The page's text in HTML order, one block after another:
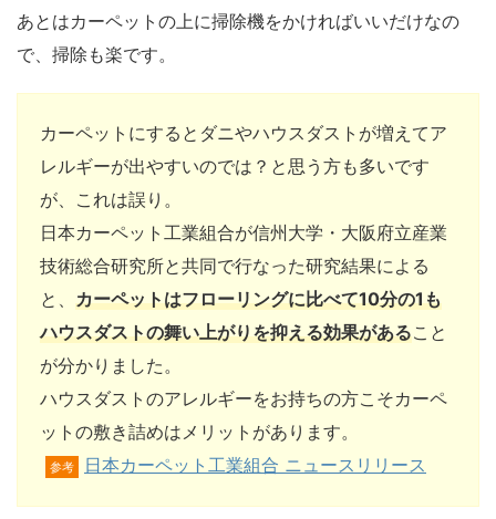
あとはカーペットの上に掃除機をかければいいだけなの
で、掃除も楽です。
カーペットにするとダニやハウスダストが増えてア
レルギーが出やすいのでは？と思う方も多いです
が、これは誤り。
日本カーペット工業組合が信州大学・大阪府立産業
技術総合研究所と共同で行なった研究結果による
と、 カーペットはフローリングに比べて10分の1も
ハウスダストの舞い上がりを抑える効果があること
が分かりました。
ハウスダストのアレルギーをお持ちの方こそカーペ
ットの敷き詰めはメリットがあります。
参考 日本カーペット工業組合 ニュースリリース